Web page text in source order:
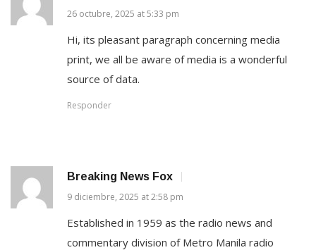
26 octubre, 2025 at 5:33 pm
Hi, its pleasant paragraph concerning media
print, we all be aware of media is a wonderful
source of data.
Responder
Breaking News Fox
9 diciembre, 2025 at 2:58 pm
Established in 1959 as the radio news and
commentary division of Metro Manila radio